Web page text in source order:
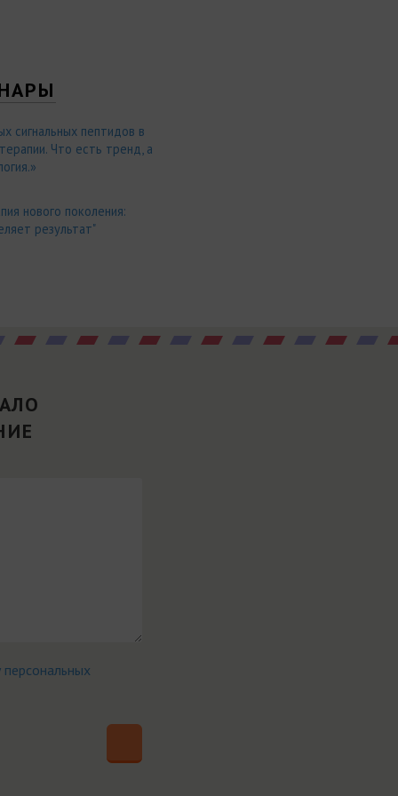
сигнальных пептидов в
Что есть тренд, а
нового поколения:
результат"